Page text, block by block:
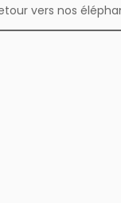
vers nos